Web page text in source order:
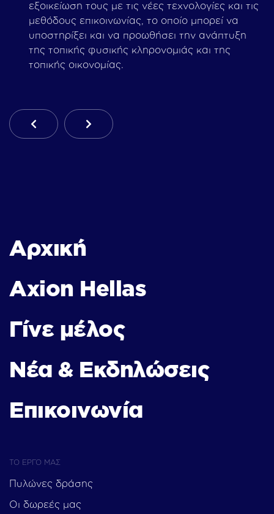
εξοικείωση τους με τις νέες τεχνολογίες και τις
μεθόδους επικοινωνίας, το οποίο μπορεί να
υποστηρίξει και να προωθήσει την ανάπτυξη
της τοπικής φυσικής κληρονομιάς και της
τοπικής οικονομίας.
Προηγούμενο Άρθρο: Καταστατικό
Επόμενο Άρθρο: Διαφάνεια
Αρχική
Axion Hellas
Γίνε μέλος
Νέα & Εκδηλώσεις
Επικοινωνία
ΤΟ ΕΡΓΟ ΜΑΣ
Πυλώνες δράσης
Οι δωρεές μας